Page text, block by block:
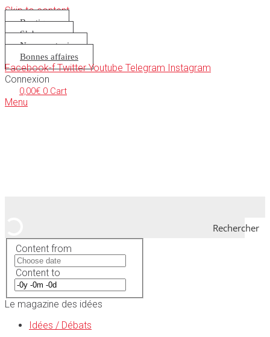
Skip to content
Boutique
S’abonner
Nous soutenir
Bonnes affaires
Facebook-f Twitter Youtube Telegram Instagram
Connexion
0,00€ 0 Cart
Menu
Rechercher
Content from
Content to
Le magazine des idées
Idées / Débats